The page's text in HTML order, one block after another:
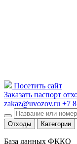
Посетить сайт
Заказать паспорт
zakaz@uvozov.ru +7
Отходы
Категории
База данных ФККО